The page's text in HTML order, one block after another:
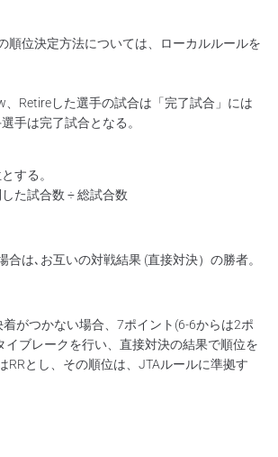
順位決定方法については、ローカルルールを
、Retireした選⼿の試合は「完了試合」には
手は完了試合となる。
する。
た試合数 ÷ 総試合数
合は､お互いの対戦結果 (直接対決）の勝者。
がつかない場合、7ポイント(6-6からは2ポ
イブレークを行い、直接対決の結果で順位を
RRとし、その順位は、JTAルールに準拠す